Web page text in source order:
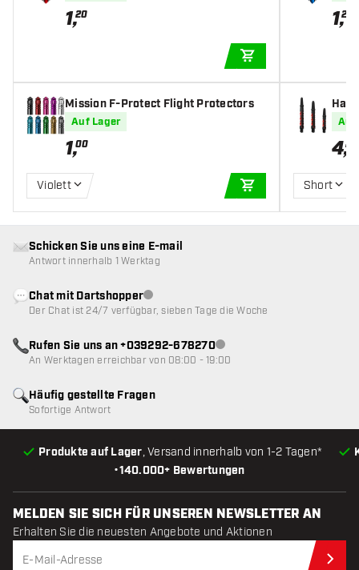
1,20
Mission F-Protect Flight Protectors
Auf Lager
1,00
Violett
IN DEN
1,20
Auf
4,20
Short
•140.000+ Bewertungen
Produkte auf Lager, Versand innerhalb von 1-2 Tagen*
Häufig gestellte Fragen
Sofortige Antwort
Schicken Sie uns eine E-mail
Antwort innerhalb 1 Werktag
Chat mit DartshopperKundenservice nicht verfügbar
Der Chat ist 24/7 verfügbar, sieben Tage die Woche
Rufen Sie uns an +039292-678270Kundenservice nicht
An Werktagen erreichbar von 08:00 - 19:00
MELDEN SIE SICH FÜR UNSEREN NEWSLETTER AN
Erhalten Sie die neuesten Angebote und Aktionen